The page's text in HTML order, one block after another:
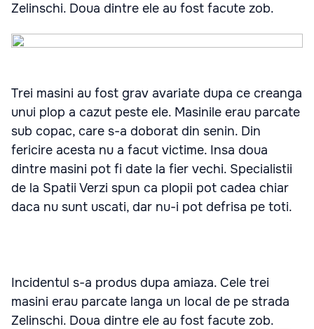
Zelinschi. Doua dintre ele au fost facute zob.
Trei masini au fost grav avariate dupa ce creanga
unui plop a cazut peste ele. Masinile erau parcate
sub copac, care s-a doborat din senin. Din
fericire acesta nu a facut victime. Insa doua
dintre masini pot fi date la fier vechi. Specialistii
de la Spatii Verzi spun ca plopii pot cadea chiar
daca nu sunt uscati, dar nu-i pot defrisa pe toti.
Incidentul s-a produs dupa amiaza. Cele trei
masini erau parcate langa un local de pe strada
Zelinschi. Doua dintre ele au fost facute zob.